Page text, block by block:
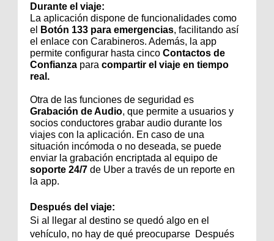
Durante el viaje:
La aplicación dispone de funcionalidades como
el
Botón 133 para emergencias, facilitando así
el enlace con Carabineros. Además, la app
permite configurar hasta cinco Contactos de
Confianza para compartir el viaje en tiempo
real.
Otra de las funciones de seguridad es
Grabación de Audio, que permite a usuarios y
socios conductores grabar audio durante los
viajes con la aplicación. En caso de una
situación incómoda o no deseada, se puede
enviar la grabación encriptada al equipo de
soporte 24/7 de Uber a través de un reporte en
la app.
Después del viaje:
Si al llegar al destino se quedó algo en el
vehículo, no hay de qué preocuparse Después